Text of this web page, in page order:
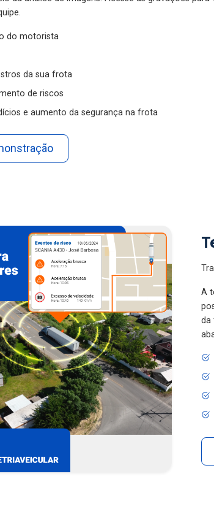
do motorista
da sua frota
de riscos
e aumento da segurança na frota
A
da